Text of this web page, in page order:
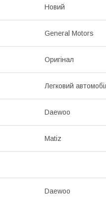
Новий
General Motors
Оригінал
Легковий
Daewoo
Matiz
Daewoo